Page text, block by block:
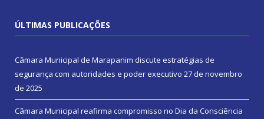
ÚLTIMAS PUBLICAÇÕES
Câmara Municipal de Marapanim discute estratégias de
segurança com autoridades e poder executivo 27 de novembro
de 2025
Câmara Municipal reafirma compromisso no Dia da Consciência